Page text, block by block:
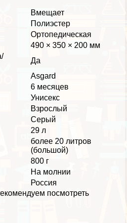
Вмещает
Полиэстер
Ортопедическая
490 × 350 × 200 мм
Да
Asgard
6 месяцев
Униceкc
Взрослый
Серый
29 л
более 20 литров
(большой)
800 г
На молнии
Россия
посмотреть